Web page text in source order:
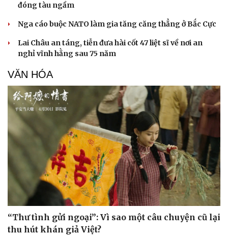
Dinh dưỡng - món ngon
Sản phụ khoa
Nam khoa
Làm đẹp - giảm cân
Phòng mạch online
Ăn sạch sống khỏe
Đời sống
đóng tàu ngầm
Nga cáo buộc NATO làm gia tăng căng thẳng ở Bắc Cực
Lai Châu an táng, tiễn đưa hài cốt 47 liệt sĩ về nơi an
nghỉ vĩnh hằng sau 75 năm
VĂN HÓA
“Thư tình gửi ngoại”: Vì sao một câu chuyện cũ lại
thu hút khán giả Việt?